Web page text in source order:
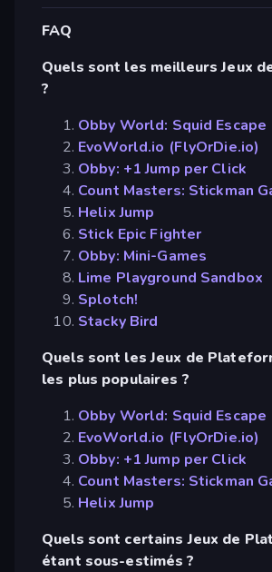
FAQ
Quels sont les meilleurs Jeux
?
Obby World: Squid Escape
EvoWorld.io (FlyOrDie.io)
Obby: +1 Jump per Click
Count Masters: Stickman
Helix Jump
Stick Epic Fighter
Obby: Mini-Games
Lime Playground Sandbox
Splotch!
Stacky Bird
Quels sont les Jeux de
les plus populaires ?
Obby World: Squid Escape
EvoWorld.io (FlyOrDie.io)
Obby: +1 Jump per Click
Count Masters: Stickman
Helix Jump
Quels sont certains Jeux de
étant sous-estimés ?